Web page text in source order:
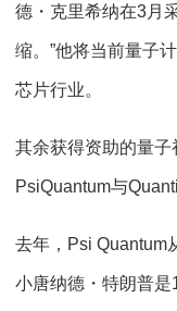
德・克里希纳在3月
缩。”他将当前量子
芯片行业。
其余获得资助的量子
PsiQuantum与
去年，Psi
小唐纳德・特朗普